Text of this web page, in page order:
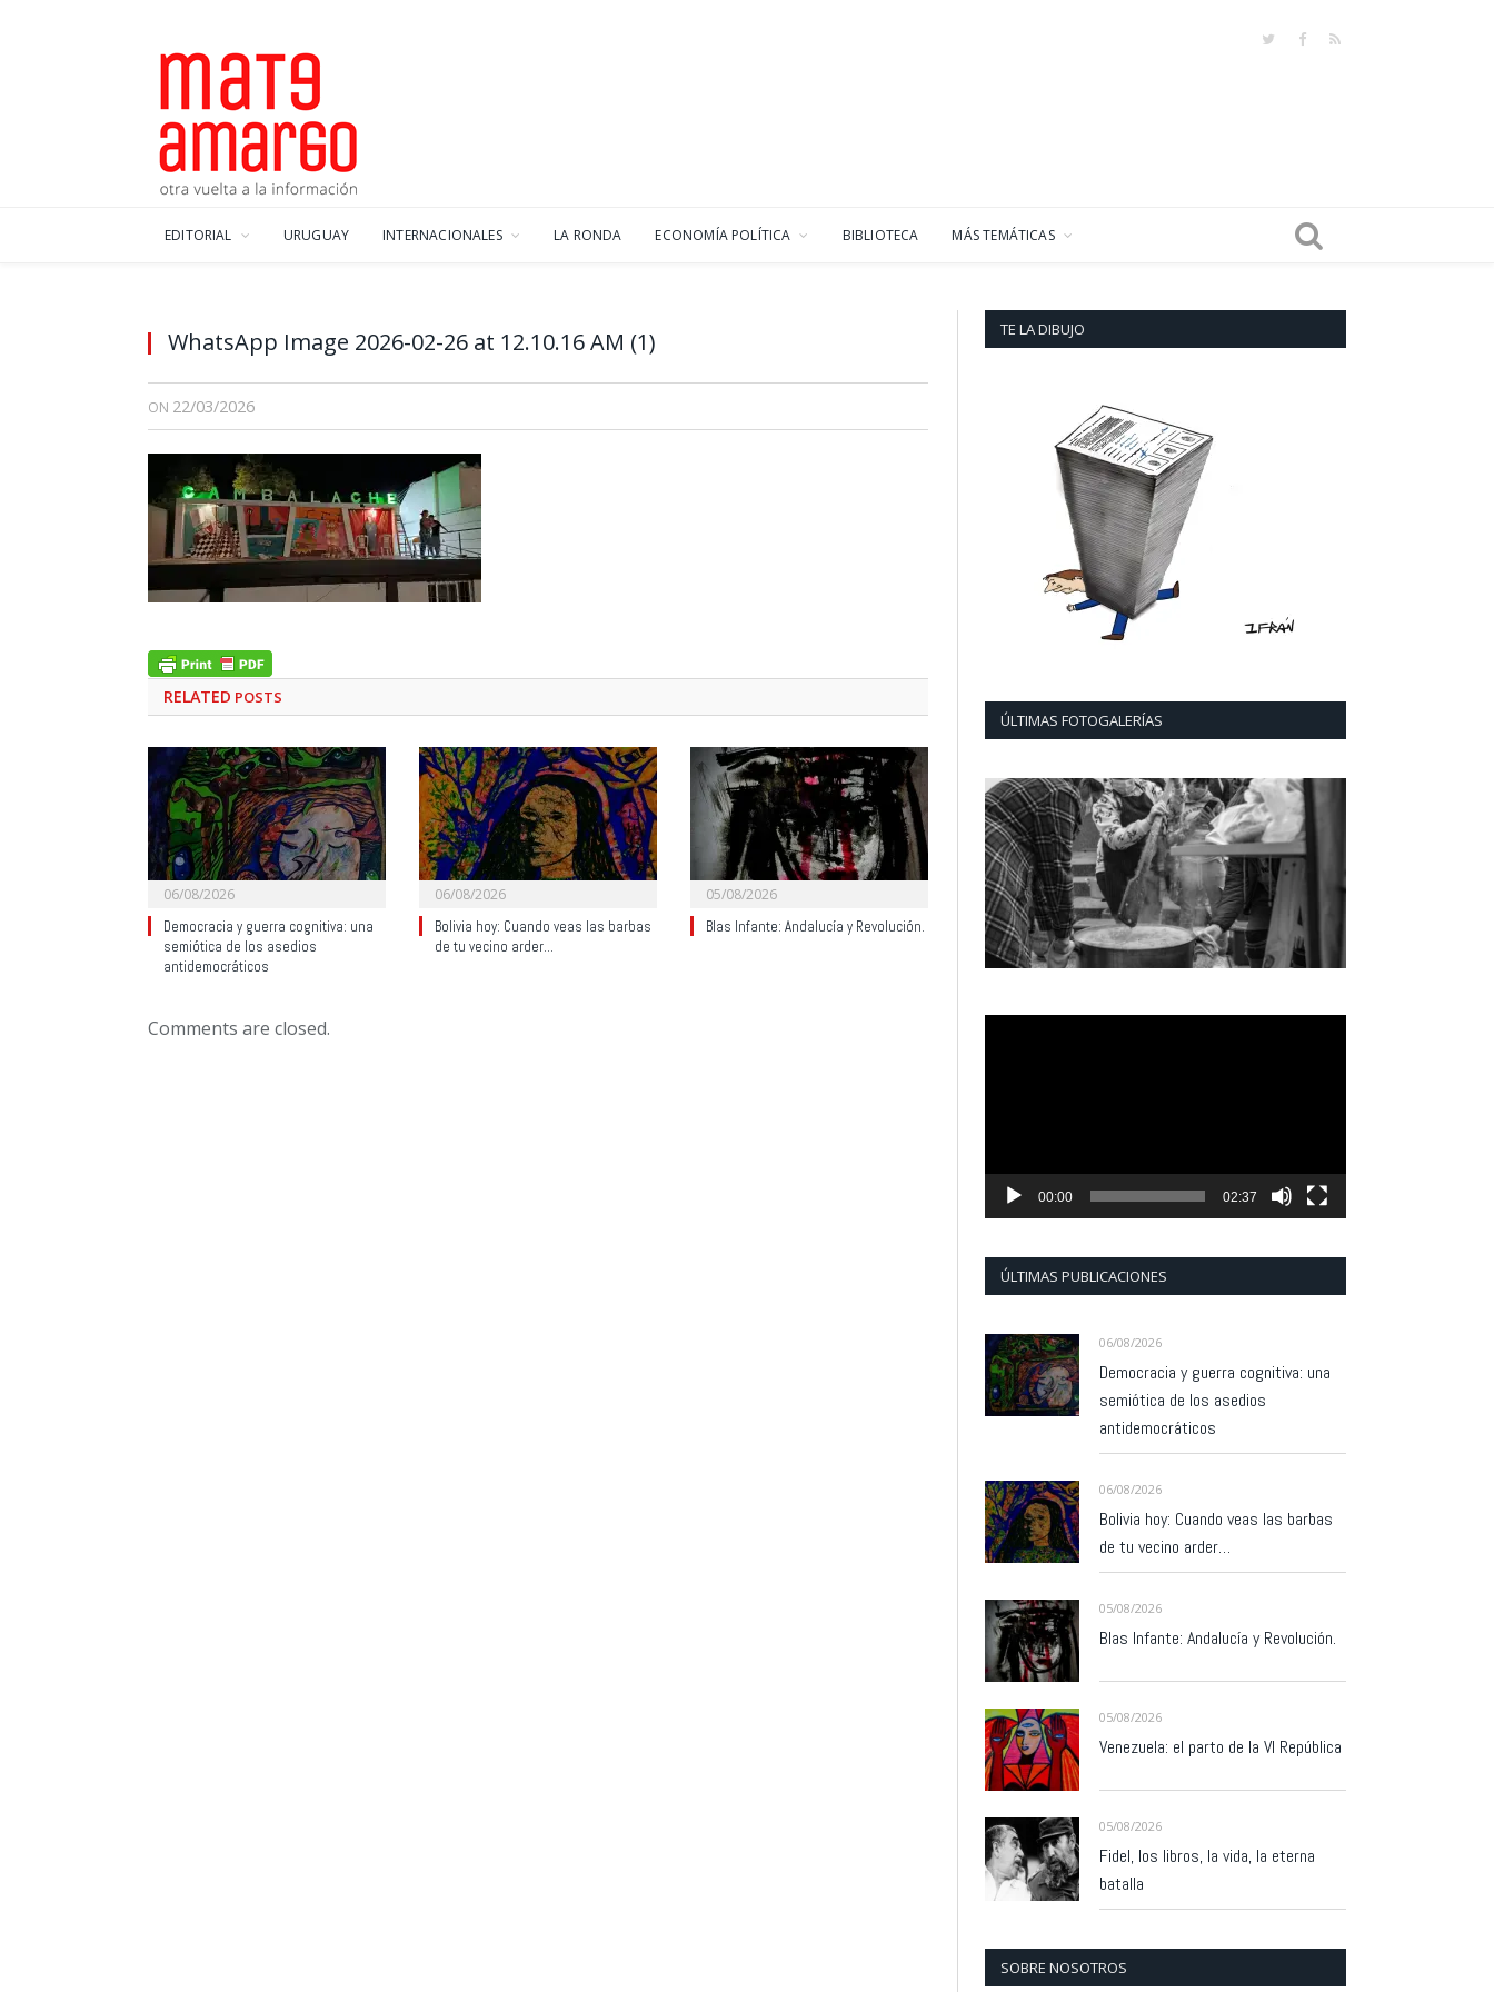
TwitterFacebook
RSS
EDITORIAL URUGUAY INTERNACIONALES LA RONDA ECONOMÍA POLÍTICA BIBLIOTECA MÁS TEMÁTICAS
WhatsApp Image 2026-02-26 at 12.10.16 AM (1)
ON 22/03/2026
RELATED POSTS
06/08/2026
Democracia y guerra cognitiva: una
semiótica de los asedios
antidemocráticos
06/08/2026
Bolivia hoy: Cuando veas las barbas
de tu vecino arder…
05/08/2026
Blas Infante: Andalucía y Revolución.
Comments are closed.
TE LA DIBUJO
ÚLTIMAS FOTOGALERÍAS
00:00 02:37
ÚLTIMAS PUBLICACIONES
06/08/2026
Democracia y guerra cognitiva: una
semiótica de los asedios
antidemocráticos
06/08/2026
Bolivia hoy: Cuando veas las barbas
de tu vecino arder…
05/08/2026
Blas Infante: Andalucía y Revolución.
05/08/2026
Venezuela: el parto de la VI República
05/08/2026
Fidel, los libros, la vida, la eterna
batalla
SOBRE NOSOTROS